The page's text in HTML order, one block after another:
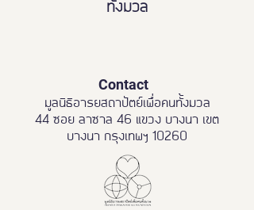
ทั้งมวล
Contact
มูลนิธิอารยสถาปัตย์เพื่อคนทั้งมวล
44 ซอย ลาซาล 46 แขวง บางนา เขต
บางนา กรุงเทพฯ 10260